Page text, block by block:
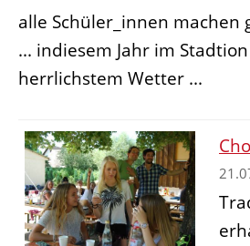
alle Schüler_innen machen
... indiesem Jahr im
herrlichstem Wetter ...